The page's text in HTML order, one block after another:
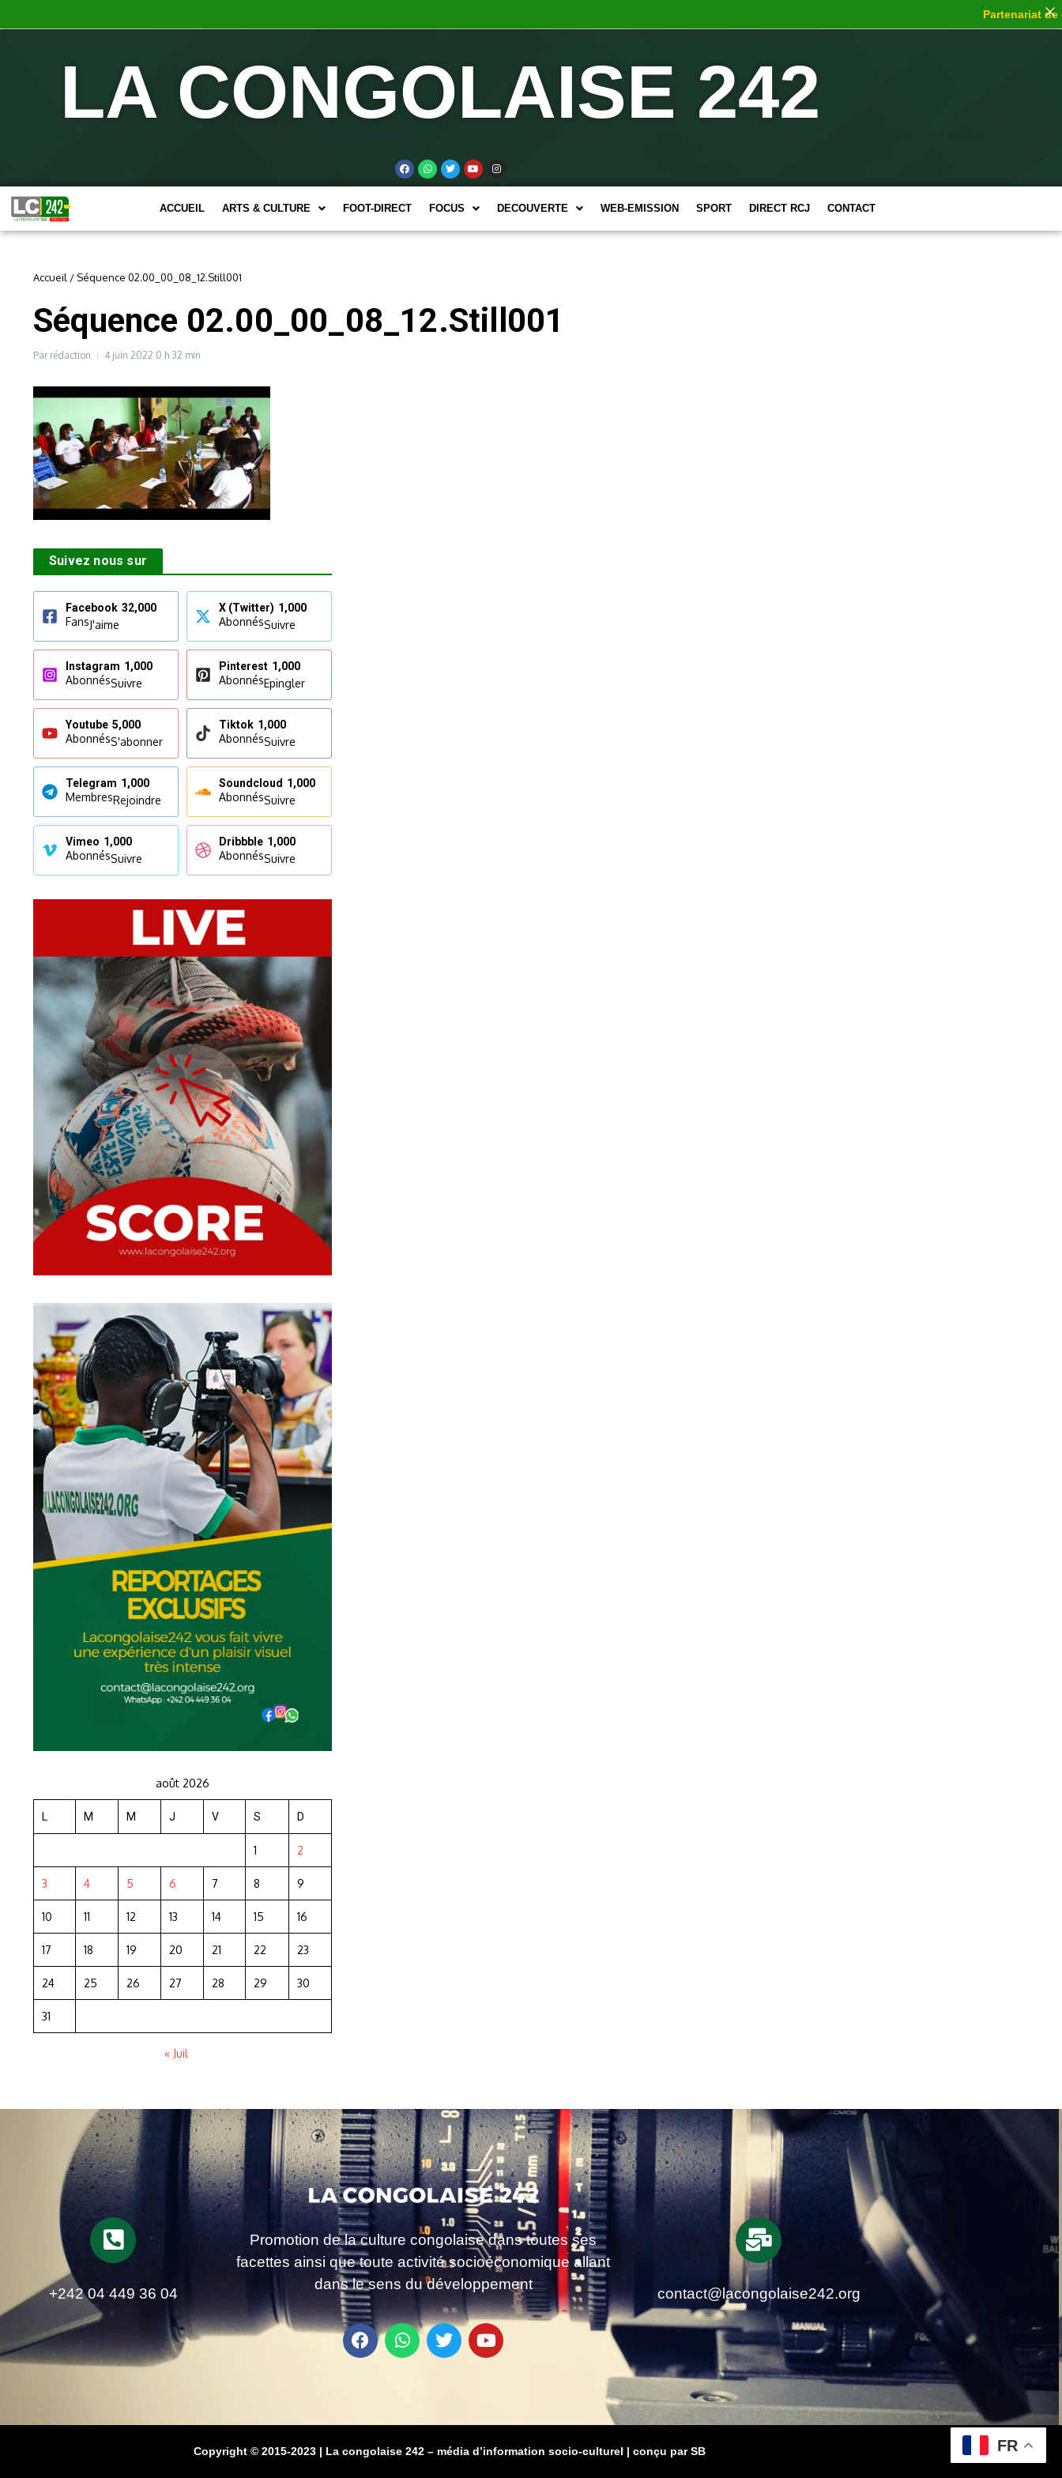
LA CONGOLAISE 242
ACCUEIL ARTS & CULTURE FOOT-DIRECT FOCUS DECOUVERTE WEB-EMISSION SPORT DIRECT RCJ CONTACT
Accueil / Séquence 02.00_00_08_12.Still001
Séquence 02.00_00_08_12.Still001
Par rédaction 4 juin 2022 0 h 32 min
Suivez nous sur
Facebook 32,000
FansJ'aime
X (Twitter) 1,000
AbonnésSuivre
Instagram 1,000
AbonnésSuivre
Pinterest 1,000
AbonnésEpingler
Youtube 5,000
AbonnésS'abonner
Tiktok 1,000
AbonnésSuivre
Telegram 1,000
MembresRejoindre
Soundcloud 1,000
AbonnésSuivre
Vimeo 1,000
AbonnésSuivre
Dribbble 1,000
AbonnésSuivre
août 2026
L M M J V S D
1 2
3 4 5 6 7 8 9
10 11 12 13 14 15 16
17 18 19 20 21 22 23
24 25 26 27 28 29 30
31
« Juil
+242 04 449 36 04
Promotion de la culture congolaise dans toutes ses
facettes ainsi que toute activité socioéconomique allant
dans le sens du développement
contact@lacongolaise242.org
Copyright © 2015-2023 | La congolaise 242 – média d’information socio-culturel | conçu par SB
Partenariat de
FR